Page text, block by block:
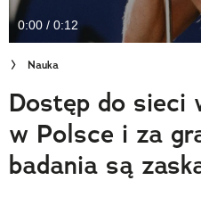
Cuda Polski
Wielki Konkurs Fotograficzny
Trendbook Podróżniczy
Polecane
0:00 / 0:12
Nauka
Dostęp do sieci
w Polsce i za
badania są